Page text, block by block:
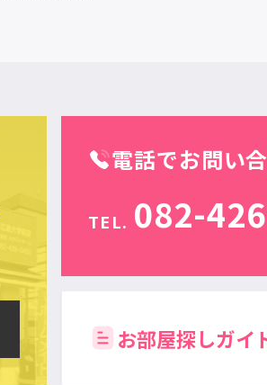
電話でお問い
TEL. 082-
お部屋探しガイ